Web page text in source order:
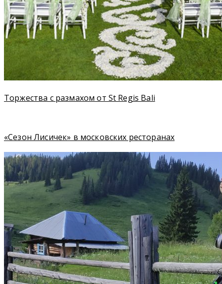
Торжества с размахом от St Regis Bali
«Сезон Лисичек» в московских ресторанах